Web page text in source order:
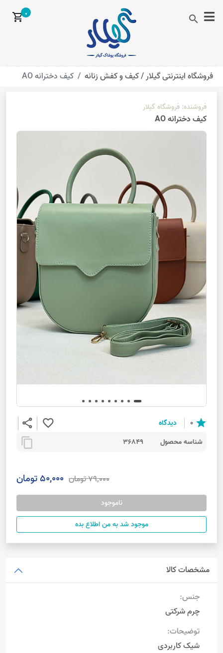
search
shopping_cart0
فروشگاه اینترنتی گیلار /کیف و کفش زنانه کیف دخترانه AO
فروشنده: فروشگاه گیلار
کیف دخترانه AO
star
0 دیدگاه favorite_border
share
شناسه محصول 36849
content_copy
79,000 تومان 50,000 تومان
ناموجود
موجود شد به من اطلاع بده
مشخصات کالا
جنس:
چرم شرکتی
توضیحات:
شیک کاربردی